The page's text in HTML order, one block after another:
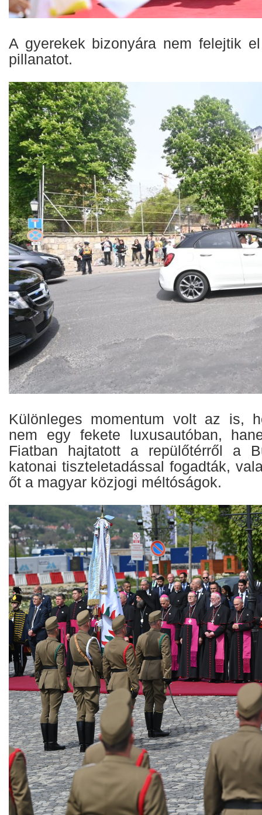
A gyerekek bizonyára nem felejtik
pillanatot.
Különleges momentum volt az is,
nem egy fekete luxusautóban,
Fiatban hajtatott a repülőtérről a
katonai tiszteletadással fogadták,
őt a magyar közjogi méltóságok.